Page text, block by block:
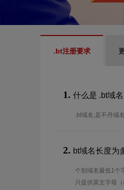
.bt注册要求
1. 什么是 .bt域
.bt域名,是不丹域
2. bt域名长度为
个别域名最低1个
只提供英文字母